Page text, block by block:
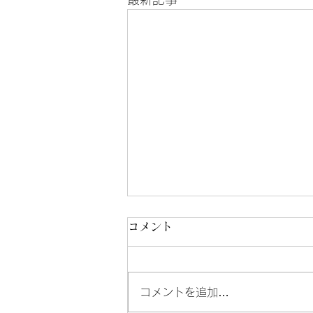
【令和8年度の保険料率の改
定について】
務所です。 令和8年度は、健康
コメント
コメントを追加…